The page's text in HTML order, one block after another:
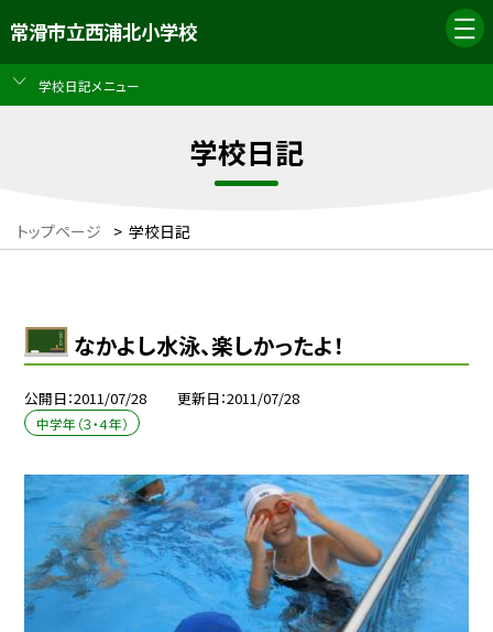
常滑市立西浦北小学校
学校日記メニュー
学校日記
トップページ > 学校日記
なかよし水泳、楽しかったよ！
公開日 2011/07/28 更新日 2011/07/28
中学年（３・４年）